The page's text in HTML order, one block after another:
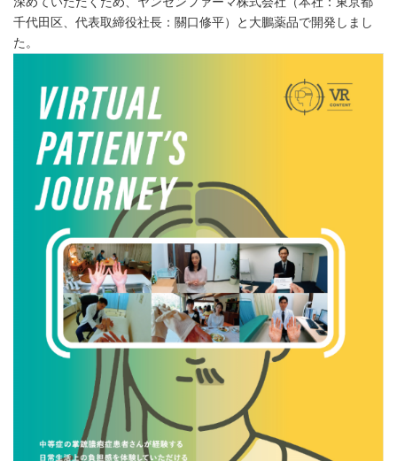
千代田区、代表取締役社長：關口修平）と大鵬薬品で開発しまし
た。